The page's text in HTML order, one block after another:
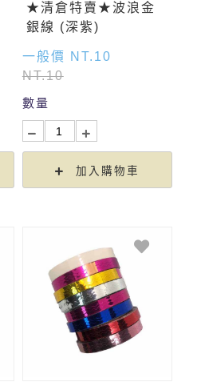
★清倉特賣★波浪金
銀線 (深紫)
一般價 NT.10
NT.10
數量
加入購物車